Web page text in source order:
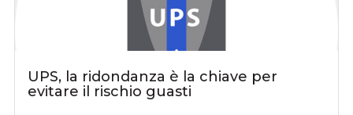
UPS, la ridondanza è la chiave per
evitare il rischio guasti